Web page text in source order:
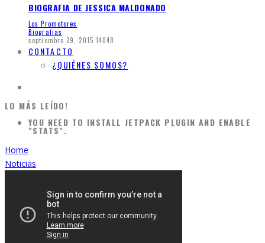
BIOGRAFIA DE JESSICA MALDONADO
Los Promotores
Biografias
septiembre 29, 2015 14048
CONTACTO
¿QUIÉNES SOMOS?
LO MÁS LEÍDO!
YOU NEED TO INSTALL JETPACK PLUGIN AND ENABLE
"STATS".
Home
Noticias